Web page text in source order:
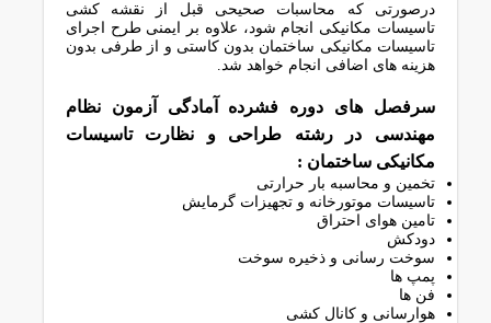
درصورتی که محاسبات صحیحی قبل از نقشه کشی
تاسیسات مکانیکی انجام شود، علاوه بر ایمنی طرح اجرای
تاسیسات مکانیکی ساختمان بدون کاستی و از طرفی بدون
هزینه های اضافی انجام خواهد شد.
سرفصل های دوره فشرده آمادگی آزمون نظام
مهندسی در رشته طراحی و نظارت تاسیسات
مکانیکی ساختمان :
تخمین و محاسبه بار حرارتی
تاسیسات موتورخانه و تجهیزات گرمایش
تامین هوای احتراق
دودکش
سوخت رسانی و ذخیره سوخت
پمپ ها
فن ها
هوارسانی و کانال کشی